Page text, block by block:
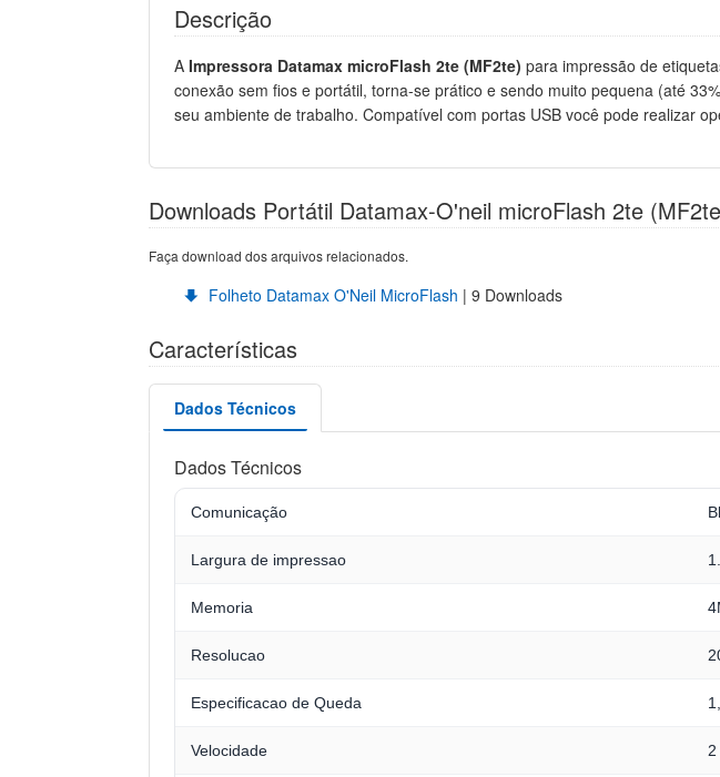
Descrição
AImpressora Datamax microFlash 2te (MF2te) para impressão de
conexão sem fios e portátil, torna-se prático e sendo muito pequena (até
seu ambiente de trabalho. Compatível com portas USB você pode realizar
Downloads Portátil Datamax-O'neil microFlash 2te
Faça download dos arquivos relacionados.
Folheto Datamax O'Neil MicroFlash | 9 Downloads
Características
Dados Técnicos
Dados Técnicos
Comunicação
Largura de impressao
Memoria
Resolucao
Especificacao de Queda
Velocidade